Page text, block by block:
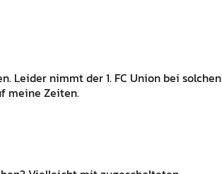
Leider nimmt der 1. FC Union bei solchen
meine Zeiten.